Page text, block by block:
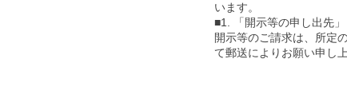
います。
■1. 「開示等の申し出先」
開示等のご請求は、所定
て郵送によりお願い申し上